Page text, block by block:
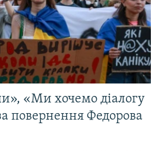
«Ми хочемо діалогу
повернення Федорова